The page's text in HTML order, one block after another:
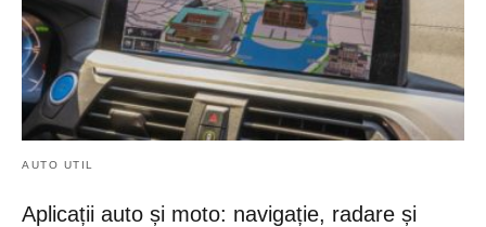
AUTO UTIL
Aplicații auto și moto: navigație, radare și